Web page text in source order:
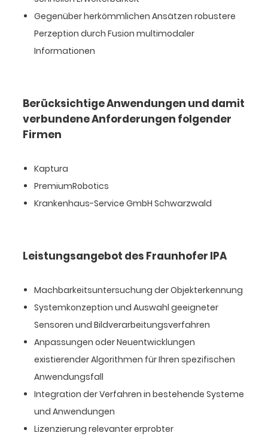
Gegenüber herkömmlichen Ansätzen robustere
Perzeption durch Fusion multimodaler
Informationen
Berücksichtige Anwendungen und damit
verbundene Anforderungen folgender
Firmen
Kaptura
PremiumRobotics
Krankenhaus-Service GmbH Schwarzwald
Leistungsangebot des Fraunhofer IPA
Machbarkeitsuntersuchung der Objekterkennung
Systemkonzeption und Auswahl geeigneter
Sensoren und Bildverarbeitungsverfahren
Anpassungen oder Neuentwicklungen
existierender Algorithmen für Ihren spezifischen
Anwendungsfall
Integration der Verfahren in bestehende Systeme
und Anwendungen
Lizenzierung relevanter erprobter